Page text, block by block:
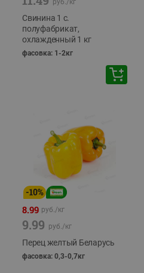
руб./кг
Свинина 1 с.
полуфабрикат,
охлажденный 1 кг
фасовка: 1-2кг
-10%
8.99 руб./кг
9.99 руб./кг
Перец желтый Беларусь
фасовка: 0,3-0,7кг